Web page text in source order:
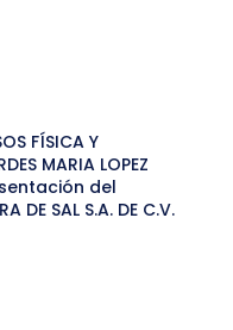
FÍSICA Y
MARIA LOPEZ
del
DE SAL S.A. DE C.V.